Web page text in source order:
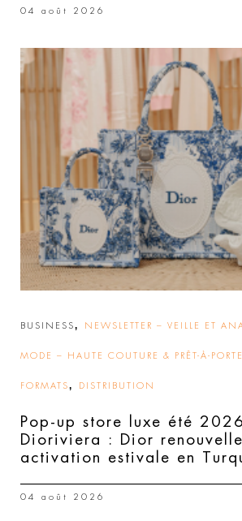
04 août 2026
BUSINESS, NEWSLETTER – VEILLE ET
MODE – HAUTE COUTURE & PRÊT-À-
FORMATS, DISTRIBUTION
Pop-up store luxe été
Dioriviera : Dior
activation estivale en
04 août 2026